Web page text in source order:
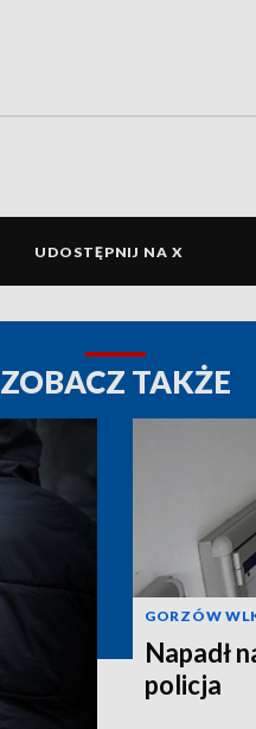
UDOSTĘPNIJ NA X
ZOBACZ TAKŻE
GORZÓW
Napadł
policja